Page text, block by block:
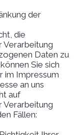
der
die
Verarbeitung
Daten zu
Sie sich
im Impressum
an uns
auf
Verarbeitung
Fällen: